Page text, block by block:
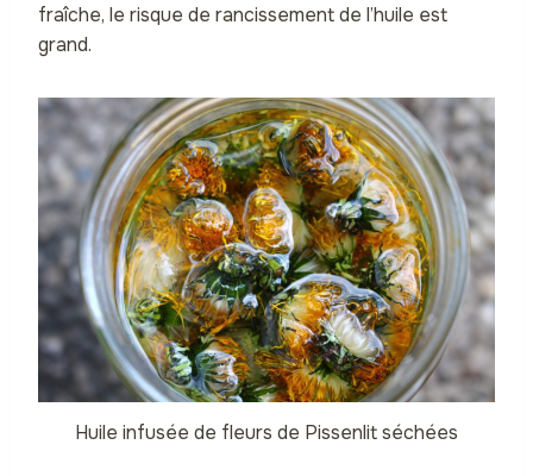
fraîche, le risque de rancissement de l’huile est
grand.
Huile infusée de fleurs de Pissenlit séchées